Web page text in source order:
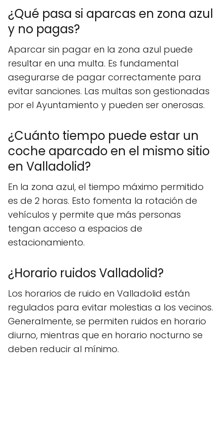
¿Qué pasa si aparcas en zona azul
y no pagas?
Aparcar sin pagar en la zona azul puede
resultar en una multa. Es fundamental
asegurarse de pagar correctamente para
evitar sanciones. Las multas son gestionadas
por el Ayuntamiento y pueden ser onerosas.
¿Cuánto tiempo puede estar un
coche aparcado en el mismo sitio
en Valladolid?
En la zona azul, el tiempo máximo permitido
es de 2 horas. Esto fomenta la rotación de
vehículos y permite que más personas
tengan acceso a espacios de
estacionamiento.
¿Horario ruidos Valladolid?
Los horarios de ruido en Valladolid están
regulados para evitar molestias a los vecinos.
Generalmente, se permiten ruidos en horario
diurno, mientras que en horario nocturno se
deben reducir al mínimo.